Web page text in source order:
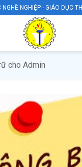
NGHIỆP - GIÁO DỤC
cho Admin